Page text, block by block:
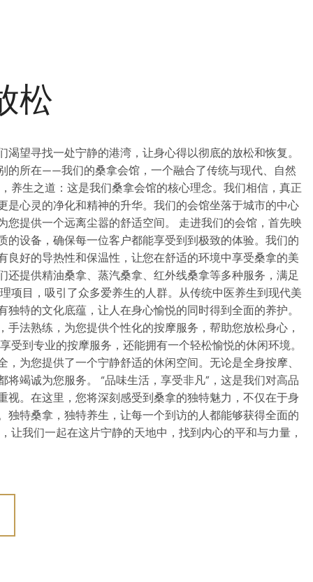
松
望寻找一处宁静的港湾，让身心得以彻底的放松和恢复。
的所在——我们的桑拿会馆，一个融合了传统与现代、自然
养生之道：这是我们桑拿会馆的核心理念。我们相信，真正
是心灵的净化和精神的升华。我们的会馆坐落于城市的中心
您提供一个远离尘嚣的舒适空间。 走进我们的会馆，首先映
的设备，确保每一位客户都能享受到到极致的体验。我们的
良好的导热性和保温性，让您在舒适的环境中享受桑拿的美
还提供精油桑拿、蒸汽桑拿、红外线桑拿等多种服务，满足
项目，吸引了众多爱养生的人群。从传统中医养生到现代美
特的文化底蕴，让人在身心愉悦的同时得到全面的养护。
手法熟练，为您提供个性化的按摩服务，帮助您放松身心，
受到专业的按摩服务，还能拥有一个轻松愉悦的休闲环境。
为您提供了一个宁静舒适的休闲空间。无论是全身按摩、
将竭诚为您服务。 “品味生活，享受非凡”，这是我们对高品
视。在这里，您将深刻感受到桑拿的独特魅力，不仅在于身
独特桑拿，独特养生，让每一个到访的人都能够获得全面的
让我们一起在这片宁静的天地中，找到内心的平和与力量，